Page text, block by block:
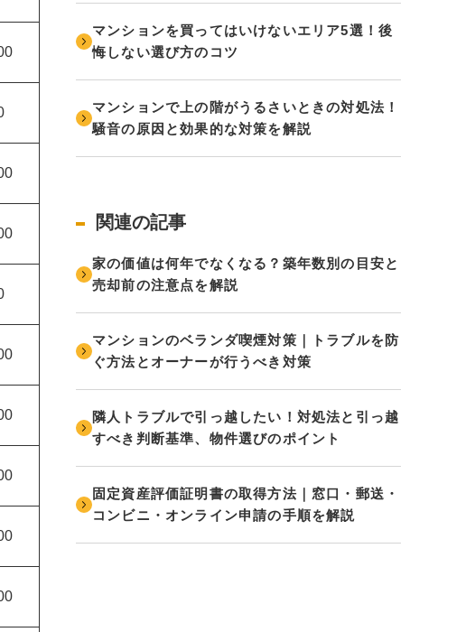
マンションを買ってはいけないエリア5選！後
悔しない選び方のコツ
マンションで上の階がうるさいときの対処法！
騒音の原因と効果的な対策を解説
関連の記事
家の価値は何年でなくなる？築年数別の目安と
売却前の注意点を解説
マンションのベランダ喫煙対策｜トラブルを防
ぐ方法とオーナーが行うべき対策
隣人トラブルで引っ越したい！対処法と引っ越
すべき判断基準、物件選びのポイント
固定資産評価証明書の取得方法｜窓口・郵送・
コンビニ・オンライン申請の手順を解説